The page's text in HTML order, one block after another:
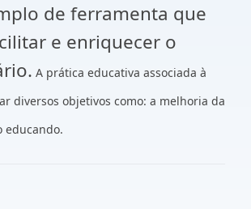
de ferramenta que
e enriquecer o
A prática educativa associada à
diversos objetivos como: a melhoria da
educando.